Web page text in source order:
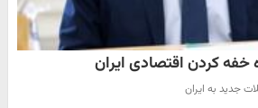
خفه کردن اقتصادی ایران
جدید به ایران